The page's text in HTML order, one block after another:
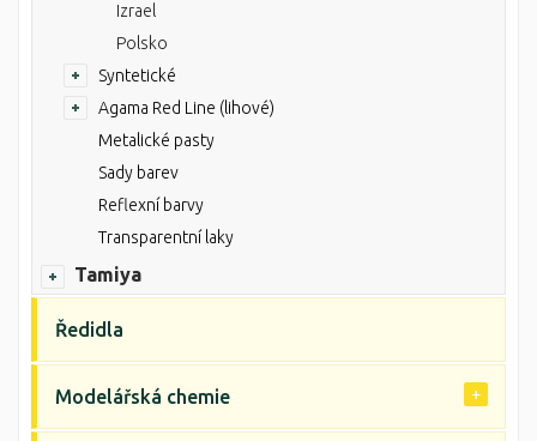
Izrael
Polsko
Syntetické
Agama Red Line (lihové)
Metalické pasty
Sady barev
Reflexní barvy
Transparentní laky
Tamiya
Ředidla
Modelářská chemie